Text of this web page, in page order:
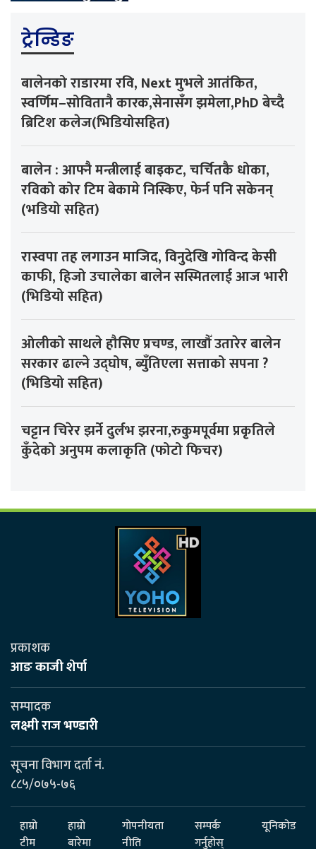
ट्रेन्डिङ
बालेनको राडारमा रवि, Next मुभले आतंकित,
स्वर्णिम–सोवितानै कारक,सेनासँग झमेला,PhD बेच्दै
ब्रिटिश कलेज(भिडियोसहित)
बालेन : आफ्नै मन्त्रीलाई बाइकट, चर्चितकै धोका,
रविको कोर टिम बेकामे निस्किए, फेर्न पनि सकेनन्
(भडियो सहित)
रास्वपा तह लगाउन माजिद, विनुदेखि गोविन्द केसी
काफी, हिजो उचालेका बालेन सस्मितलाई आज भारी
(भिडियो सहित)
ओलीको साथले हौसिए प्रचण्ड, लाखौँ उतारेर बालेन
सरकार ढाल्ने उद्घोष, ब्युँतिएला सत्ताको सपना ?
(भिडियो सहित)
चट्टान चिरेर झर्ने दुर्लभ झरना,रुकुमपूर्वमा प्रकृतिले
कुँदेको अनुपम कलाकृति (फोटो फिचर)
प्रकाशक
आङ काजी शेर्पा
सम्पादक
लक्ष्मी राज भण्डारी
सूचना विभाग दर्ता नं.
८८५/०७५-७६
हाम्रो
टीम
हाम्रो
बारेमा
गोपनीयता
नीति
सम्पर्क
गर्नुहोस्
यूनिकोड